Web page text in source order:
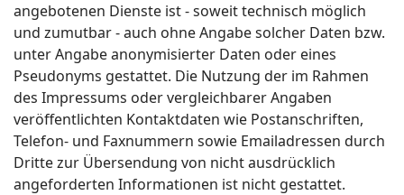
angebotenen Dienste ist - soweit technisch möglich
und zumutbar - auch ohne Angabe solcher Daten bzw.
unter Angabe anonymisierter Daten oder eines
Pseudonyms gestattet. Die Nutzung der im Rahmen
des Impressums oder vergleichbarer Angaben
veröffentlichten Kontaktdaten wie Postanschriften,
Telefon- und Faxnummern sowie Emailadressen durch
Dritte zur Übersendung von nicht ausdrücklich
angeforderten Informationen ist nicht gestattet.